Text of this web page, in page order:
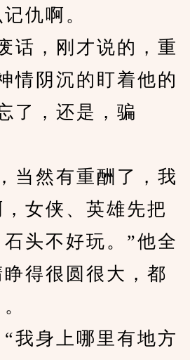
仇啊。
，刚才说的，重
情阴沉的盯着他的
了，还是，骗
然有重酬了，我
女侠、英雄先把
头不好玩。”他全
得很圆很大，都
身上哪里有地方